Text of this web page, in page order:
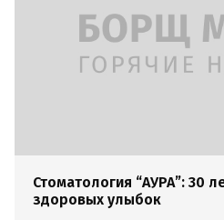
Стоматология “АУРА”: 30
здоровых улыбок